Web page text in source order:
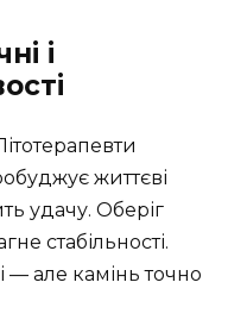
і
життєві
удачу. Оберіг
стабільності.
— але камінь точно